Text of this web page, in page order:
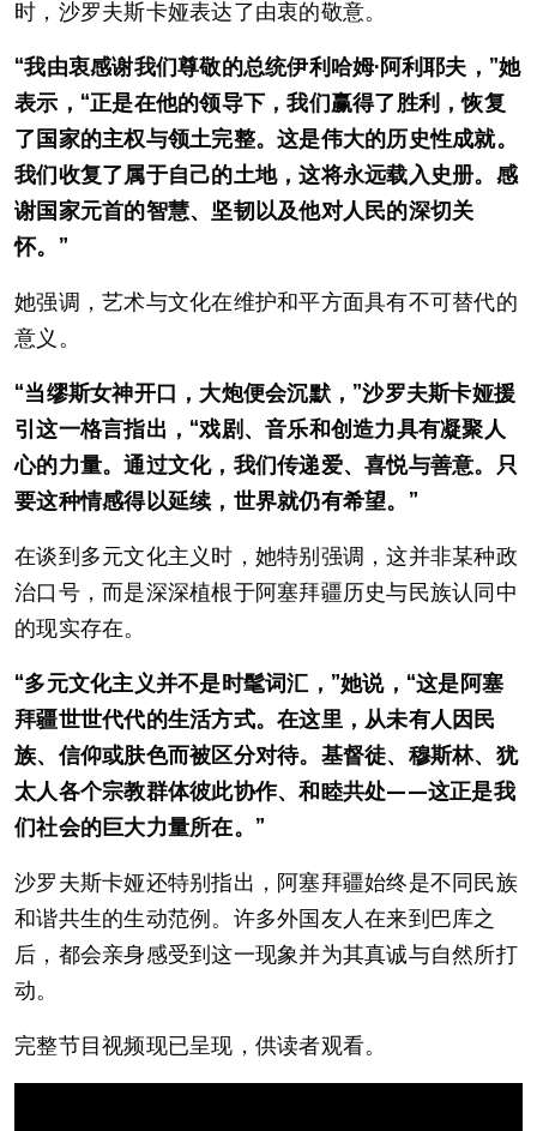
时，沙罗夫斯卡娅表达了由衷的敬意。
“我由衷感谢我们尊敬的总统伊利哈姆·阿利耶夫，”她
表示，“正是在他的领导下，我们赢得了胜利，恢复
了国家的主权与领土完整。这是伟大的历史性成就。
我们收复了属于自己的土地，这将永远载入史册。感
谢国家元首的智慧、坚韧以及他对人民的深切关
怀。”
她强调，艺术与文化在维护和平方面具有不可替代的
意义。
“当缪斯女神开口，大炮便会沉默，”沙罗夫斯卡娅援
引这一格言指出，“戏剧、音乐和创造力具有凝聚人
心的力量。通过文化，我们传递爱、喜悦与善意。只
要这种情感得以延续，世界就仍有希望。”
在谈到多元文化主义时，她特别强调，这并非某种政
治口号，而是深深植根于阿塞拜疆历史与民族认同中
的现实存在。
“多元文化主义并不是时髦词汇，”她说，“这是阿塞
拜疆世世代代的生活方式。在这里，从未有人因民
族、信仰或肤色而被区分对待。基督徒、穆斯林、犹
太人各个宗教群体彼此协作、和睦共处——这正是我
们社会的巨大力量所在。”
沙罗夫斯卡娅还特别指出，阿塞拜疆始终是不同民族
和谐共生的生动范例。许多外国友人在来到巴库之
后，都会亲身感受到这一现象并为其真诚与自然所打
动。
完整节目视频现已呈现，供读者观看。